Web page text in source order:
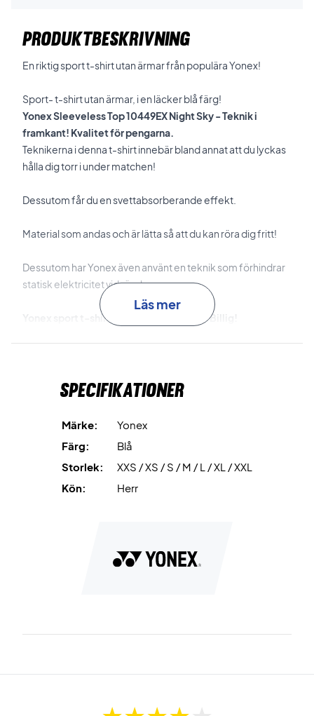
PRODUKTBESKRIVNING
En riktig sport t-shirt utan ärmar från populära Yonex!
Sport- t-shirt utan ärmar, i en läcker blå färg!
Yonex Sleeveless Top 10449EX Night Sky - Teknik i
framkant! Kvalitet för pengarna.
Teknikerna i denna t-shirt innebär bland annat att du lyckas
hålla dig torr i under matchen!
Dessutom får du en svettabsorberande effekt.
Material som andas och är lätta så att du kan röra dig fritt!
Dessutom har Yonex även använt en teknik som förhindrar
statisk elektricitet vid rörelse.
Yonex sport t-shirt i en sportig blå färg - Billig!
Läs mer
Specifikationer
Märke:
Yonex
Färg:
Blå
Storlek:
XXS / XS / S / M / L / XL / XXL
Kön:
Herr